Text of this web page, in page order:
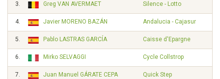
3. Greg VAN AVERMAET Silence - Lotto
4. Javier MORENO BAZÁN Andalucia - Cajasur
5. Pablo LASTRAS GARCÍA Caisse d'Epargne
6. Mirko SELVAGGI Cycle Collstrop
7. Juan Manuel GÁRATE CEPA Quick Step